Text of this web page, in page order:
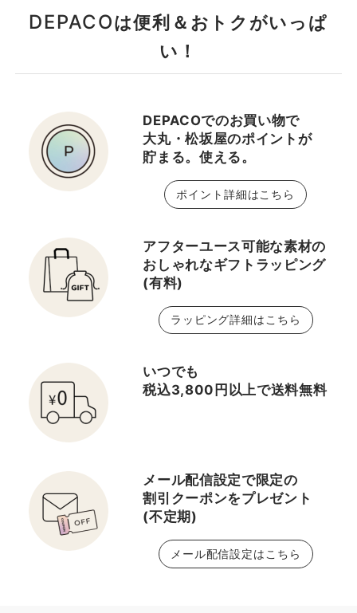
DEPACOは便利＆おトクがいっぱ
い！
DEPACOでのお買い物で
大丸・松坂屋のポイントが
貯まる。使える。
ポイント詳細はこちら
アフターユース可能な素材の
おしゃれなギフトラッピング
(有料)
ラッピング詳細はこちら
いつでも
税込3,800円以上で送料無料
メール配信設定で限定の
割引クーポンをプレゼント
(不定期)
メール配信設定はこちら